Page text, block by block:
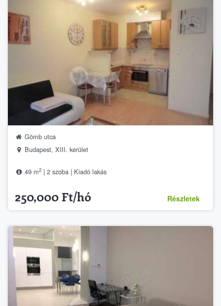
Gömb utca
Budapest, XIII. kerület
49 m2 | 2 szoba | Kiadó lakás
250,000 Ft/hó Részletek